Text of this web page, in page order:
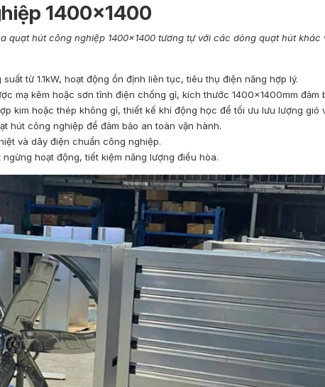
1400×1400
quạt hút công nghiệp 1400×1400 tương tự với các dòng quạt hút khác
từ 1.1kW, hoạt động ổn định liên tục, tiêu thụ điện năng hợp lý.
mạ kẽm hoặc sơn tĩnh điện chống gỉ, kích thước 1400x1400mm đảm
kim hoặc thép không gỉ, thiết kế khí động học để tối ưu lưu lượng gió
hút công nghiệp để đảm bảo an toàn vận hành.
và dây điện chuẩn công nghiệp.
hoạt động, tiết kiệm năng lượng điều hòa.